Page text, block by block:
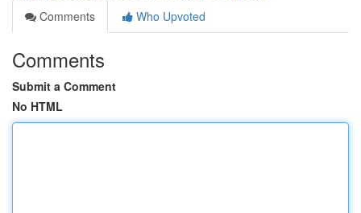
Comments
Who Upvoted
Comments
Submit a Comment
No HTML